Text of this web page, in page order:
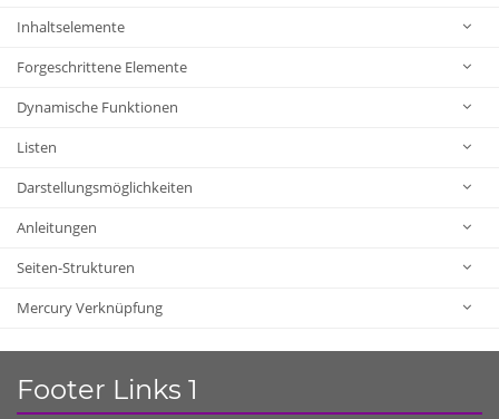
Inhaltselemente
Forgeschrittene Elemente
Dynamische Funktionen
Listen
Darstellungsmöglichkeiten
Anleitungen
Seiten-Strukturen
Mercury Verknüpfung
Footer Links 1